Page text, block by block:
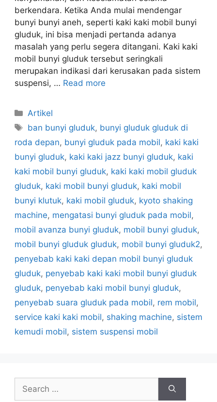
berkendara. Ketika Anda mulai mendengar
bunyi bunyi aneh, seperti kaki kaki mobil bunyi
gluduk, ini bisa menjadi pertanda adanya
masalah yang perlu segera ditangani. Kaki kaki
mobil bunyi gluduk tersebut seringkali
merupakan indikasi dari kerusakan pada sistem
suspensi, … Read more
Artikel
ban bunyi gluduk, bunyi gluduk gluduk di
roda depan, bunyi gluduk pada mobil, kaki kaki
bunyi gluduk, kaki kaki jazz bunyi gluduk, kaki
kaki mobil bunyi gluduk, kaki kaki mobil gluduk
gluduk, kaki mobil bunyi gluduk, kaki mobil
bunyi klutuk, kaki mobil gluduk, kyoto shaking
machine, mengatasi bunyi gluduk pada mobil,
mobil avanza bunyi gluduk, mobil bunyi gluduk,
mobil bunyi gluduk gluduk, mobil bunyi gluduk2,
penyebab kaki kaki depan mobil bunyi gluduk
gluduk, penyebab kaki kaki mobil bunyi gluduk
gluduk, penyebab kaki mobil bunyi gluduk,
penyebab suara gluduk pada mobil, rem mobil,
service kaki kaki mobil, shaking machine, sistem
kemudi mobil, sistem suspensi mobil